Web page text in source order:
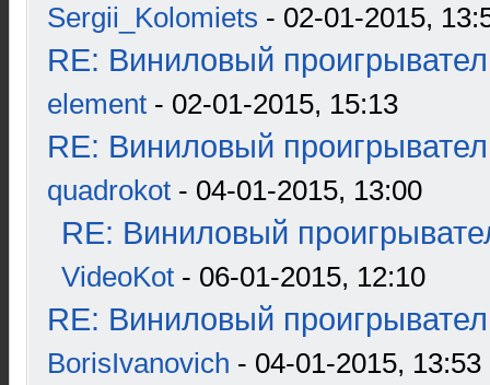
Sergii_Kolomiets - 02-01-2015,
RE: Виниловый
element - 02-01-2015, 15:13
RE: Виниловый
quadrokot - 04-01-2015, 13:00
RE: Виниловый
VideoKot - 06-01-2015, 12:10
RE: Виниловый
BorisIvanovich - 04-01-2015, 13:53